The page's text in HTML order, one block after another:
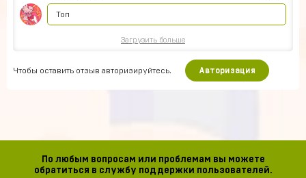
Топ
Загрузить больше
Чтобы оставить отзыв авторизируйтесь. Авторизация
По любым вопросам или проблемам вы можете
обратиться в службу поддержки пользователей.